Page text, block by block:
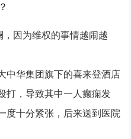
，因为维权的事情越闹越
中华集团旗下的喜来登酒店
打，导致其中一人癫痫发
度十分紧张，后来送到医院